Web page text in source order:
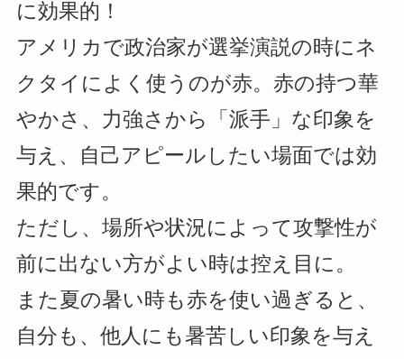
に効果的！
アメリカで政治家が選挙演説の時にネ
クタイによく使うのが赤。赤の持つ華
やかさ、力強さから「派手」な印象を
与え、自己アピールしたい場面では効
果的です。
ただし、場所や状況によって攻撃性が
前に出ない方がよい時は控え目に。
また夏の暑い時も赤を使い過ぎると、
自分も、他人にも暑苦しい印象を与え